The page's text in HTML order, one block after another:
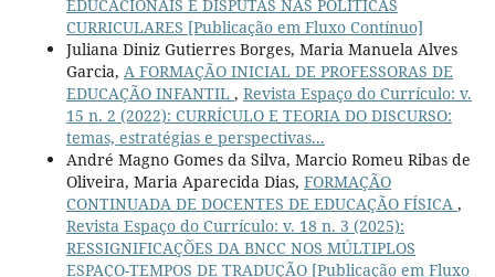
EDUCACIONAIS E DISPUTAS NAS POLÍTICAS
CURRICULARES [Publicação em Fluxo Contínuo]
Juliana Diniz Gutierres Borges, Maria Manuela Alves
Garcia, A FORMAÇÃO INICIAL DE PROFESSORAS DE
EDUCAÇÃO INFANTIL , Revista Espaço do Currículo: v.
15 n. 2 (2022): CURRÍCULO E TEORIA DO DISCURSO:
temas, estratégias e perspectivas...
André Magno Gomes da Silva, Marcio Romeu Ribas de
Oliveira, Maria Aparecida Dias, FORMAÇÃO
CONTINUADA DE DOCENTES DE EDUCAÇÃO FÍSICA ,
Revista Espaço do Currículo: v. 18 n. 3 (2025):
RESSIGNIFICAÇÕES DA BNCC NOS MÚLTIPLOS
ESPAÇO-TEMPOS DE TRADUÇÃO [Publicação em Fluxo